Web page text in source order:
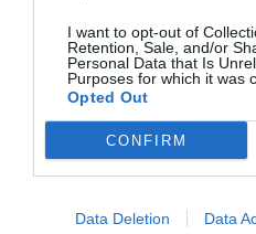
I want to opt-out of
Retention, Sale, and/or
Personal Data that Is
Purposes for which it was
Opted Out
CONFIRM
Data Deletion Data